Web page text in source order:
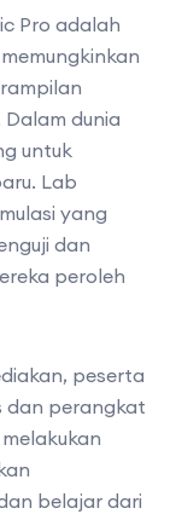
Pro adalah
dunia
untuk
Lab
yang
dan
peroleh
peserta
dan perangkat
belajar dari